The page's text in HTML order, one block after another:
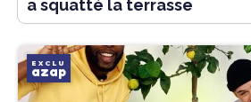
a squatté la terrasse
EXCLU
azap